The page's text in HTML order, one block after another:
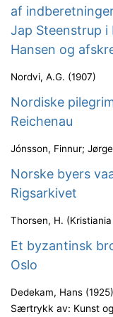
af
Jap Steenstrup i
Hansen og
Nordvi, A.G. (1907)
Nordiske
Reichenau
Jónsson, Finnur;
Norske byers
Rigsarkivet
Thorsen, H. (
Et byzantinsk
Oslo
Dedekam, Hans (1925)
Særtrykk av: Kunst